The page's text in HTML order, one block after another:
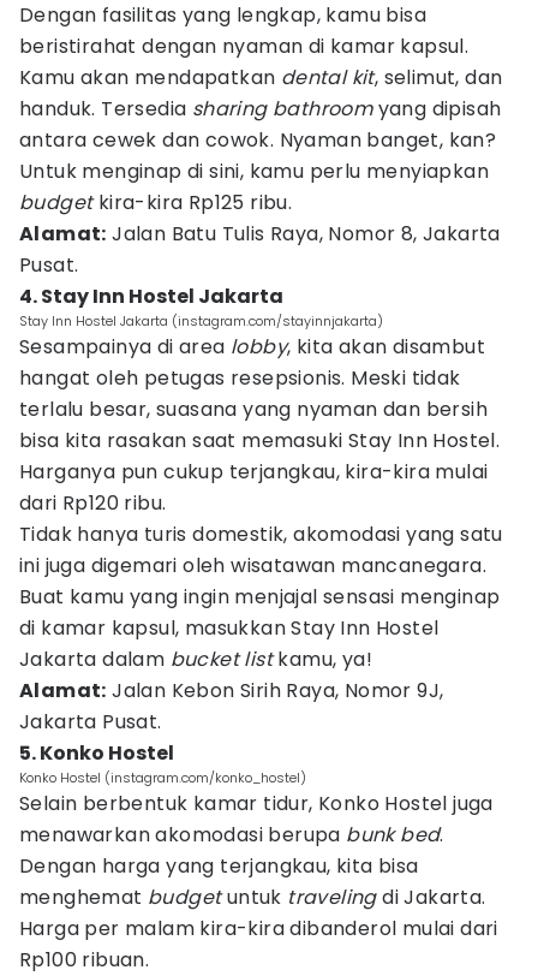
Dengan fasilitas yang lengkap, kamu bisa
beristirahat dengan nyaman di kamar kapsul.
Kamu akan mendapatkan dental kit, selimut, dan
handuk. Tersedia sharing bathroomyang dipisah
antara cewek dan cowok. Nyaman banget, kan?
Untuk menginap di sini, kamu perlu menyiapkan
budgetkira-kira Rp125 ribu.
Alamat: Jalan Batu Tulis Raya, Nomor 8, Jakarta
Pusat.
4. Stay Inn Hostel Jakarta
Stay Inn Hostel Jakarta (instagram.com/stayinnjakarta)
Sesampainya di area lobby, kita akan disambut
hangat oleh petugas resepsionis. Meski tidak
terlalu besar, suasana yang nyaman dan bersih
bisa kita rasakan saat memasuki Stay Inn Hostel.
Harganya pun cukup terjangkau, kira-kira mulai
dari Rp120 ribu.
Tidak hanya turis domestik, akomodasi yang satu
ini juga digemari oleh wisatawan mancanegara.
Buat kamu yang ingin menjajal sensasi menginap
di kamar kapsul, masukkan Stay Inn Hostel
Jakarta dalam bucket listkamu, ya!
Alamat: Jalan Kebon Sirih Raya, Nomor 9J,
Jakarta Pusat.
5. Konko Hostel
Konko Hostel (instagram.com/konko_hostel)
Selain berbentuk kamar tidur, Konko Hostel juga
menawarkan akomodasi berupa bunk bed.
Dengan harga yang terjangkau, kita bisa
menghemat budgetuntuk travelingdi Jakarta.
Harga per malam kira-kira dibanderol mulai dari
Rp100 ribuan.